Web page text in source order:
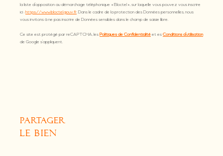
la liste d'opposition au démarchage téléphonique « Bloctel », sur laquelle vous pouvez vous inscrire
ici :https://www.bloctel.gouv.fr. Dans le cadre de la protection des Données personnelles, nous
vous invitons à ne pas inscrire de Données sensibles dans le champ de saisie libre.
Ce site est protégé par reCAPTCHA, lesPolitiques de Confidentialitéet esConditions d'utilisation
de Google s'appliquent.
partager
le bien